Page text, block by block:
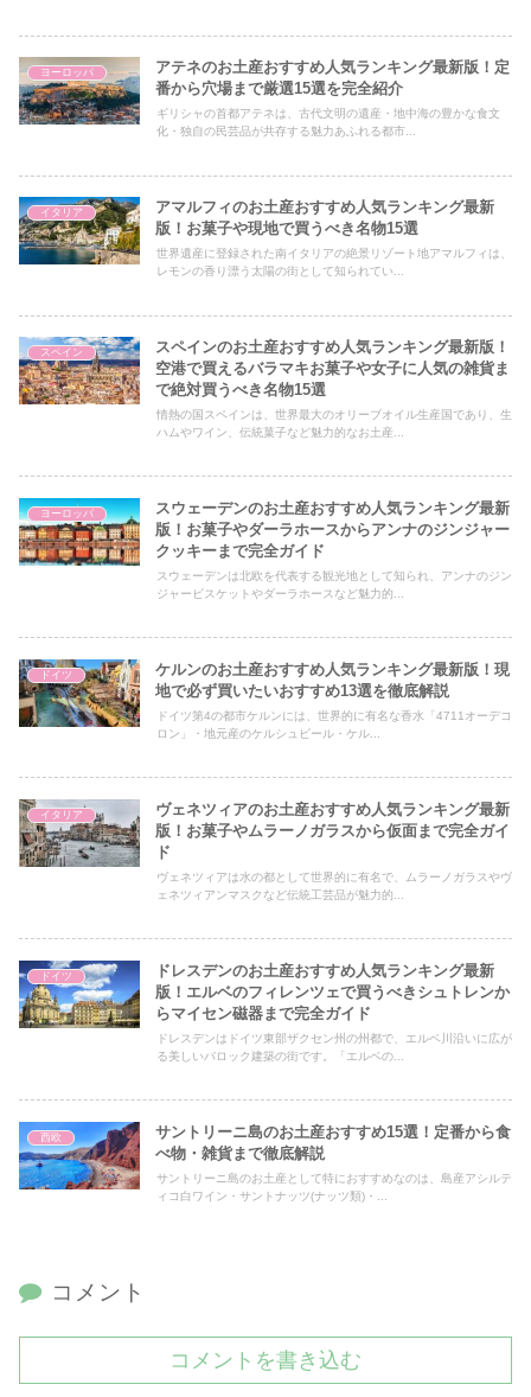
ヨーロッパ
アテネのお土産おすすめ人気ランキング最新版！定
番から穴場まで厳選15選を完全紹介
ギリシャの首都アテネは、古代文明の遺産・地中海の豊かな食文
化・独自の民芸品が共存する魅力あふれる都市...
イタリア
アマルフィのお土産おすすめ人気ランキング最新
版！お菓子や現地で買うべき名物15選
世界遺産に登録された南イタリアの絶景リゾート地アマルフィは、
レモンの香り漂う太陽の街として知られてい...
スペイン
スペインのお土産おすすめ人気ランキング最新版！
空港で買えるバラマキお菓子や女子に人気の雑貨ま
で絶対買うべき名物15選
情熱の国スペインは、世界最大のオリーブオイル生産国であり、生
ハムやワイン、伝統菓子など魅力的なお土産...
ヨーロッパ
スウェーデンのお土産おすすめ人気ランキング最新
版！お菓子やダーラホースからアンナのジンジャー
クッキーまで完全ガイド
スウェーデンは北欧を代表する観光地として知られ、アンナのジン
ジャービスケットやダーラホースなど魅力的...
ドイツ
ケルンのお土産おすすめ人気ランキング最新版！現
地で必ず買いたいおすすめ13選を徹底解説
ドイツ第4の都市ケルンには、世界的に有名な香水「4711オーデコ
ロン」・地元産のケルシュビール・ケル...
イタリア
ヴェネツィアのお土産おすすめ人気ランキング最新
版！お菓子やムラーノガラスから仮面まで完全ガイ
ド
ヴェネツィアは水の都として世界的に有名で、ムラーノガラスやヴ
ェネツィアンマスクなど伝統工芸品が魅力的...
ドイツ
ドレスデンのお土産おすすめ人気ランキング最新
版！エルベのフィレンツェで買うべきシュトレンか
らマイセン磁器まで完全ガイド
ドレスデンはドイツ東部ザクセン州の州都で、エルベ川沿いに広が
る美しいバロック建築の街です。「エルベの...
西欧
サントリーニ島のお土産おすすめ15選！定番から食
べ物・雑貨まで徹底解説
サントリーニ島のお土産として特におすすめなのは、島産アシルテ
ィコ白ワイン・サントナッツ(ナッツ類)・...
コメント
コメントを書き込む